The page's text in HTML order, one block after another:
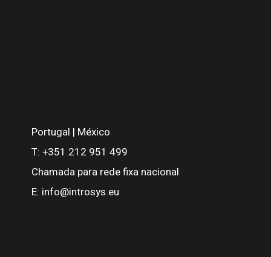
Portugal | México
T:+351 212 951 499
Chamada para rede fixa nacional
E: info@introsys.eu